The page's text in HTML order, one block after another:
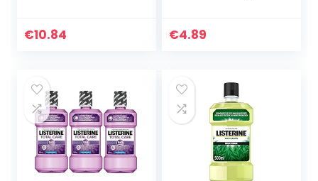
€10.84
mondverzorging
€4.89